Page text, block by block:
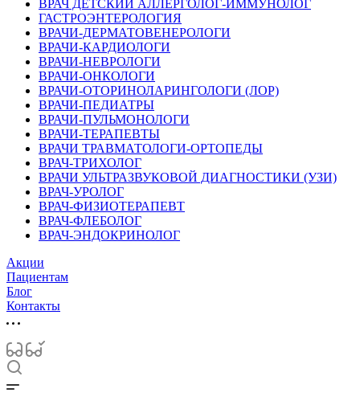
ВРАЧ ДЕТСКИЙ АЛЛЕРГОЛОГ-ИММУНОЛОГ
ГАСТРОЭНТЕРОЛОГИЯ
ВРАЧИ-ДЕРМАТОВЕНЕРОЛОГИ
ВРАЧИ-КАРДИОЛОГИ
ВРАЧИ-НЕВРОЛОГИ
ВРАЧИ-ОНКОЛОГИ
ВРАЧИ-ОТОРИНОЛАРИНГОЛОГИ (ЛОР)
ВРАЧИ-ПЕДИАТРЫ
ВРАЧИ-ПУЛЬМОНОЛОГИ
ВРАЧИ-ТЕРАПЕВТЫ
ВРАЧИ ТРАВМАТОЛОГИ-ОРТОПЕДЫ
ВРАЧ-ТРИХОЛОГ
ВРАЧИ УЛЬТРАЗВУКОВОЙ ДИАГНОСТИКИ (УЗИ)
ВРАЧ-УРОЛОГ
ВРАЧ-ФИЗИОТЕРАПЕВТ
ВРАЧ-ФЛЕБОЛОГ
ВРАЧ-ЭНДОКРИНОЛОГ
Акции
Пациентам
Блог
Контакты